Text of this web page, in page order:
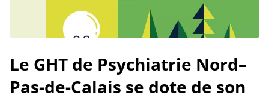
Le GHT de Psychiatrie Nord–
Pas-de-Calais se dote de son